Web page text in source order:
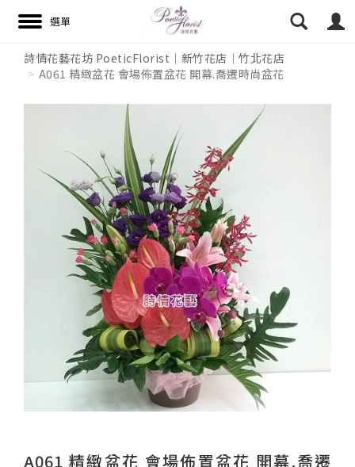
詩情花藝花坊 PoeticFlorist｜新竹花店｜竹北花店
A061 精緻盆花 會場佈置盆花 開幕.喬遷時尚盆花
A061 精緻盆花 會場佈置盆花 開幕.喬遷